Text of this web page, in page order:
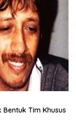
Bentuk Tim Khusus